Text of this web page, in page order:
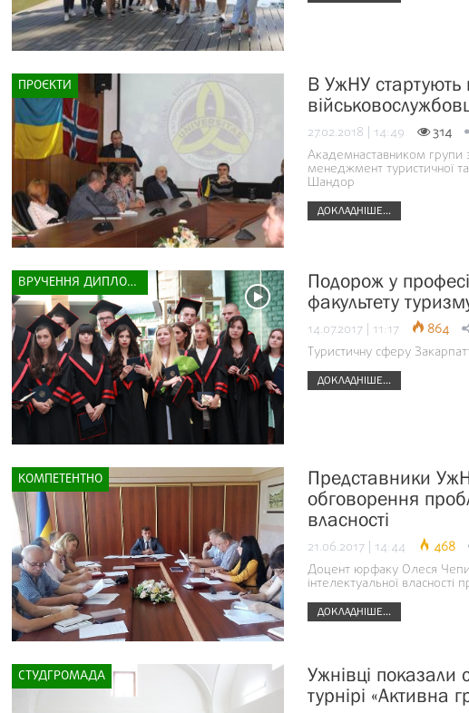
ПРОЄКТИ
В УжНУ стартують
27.02.2018 | 14:49 314
Академнаставником групи
менеджмент туристичної
Шандор
ДОКЛАДНІШЕ...
ВРУЧЕННЯ ДИПЛОМІВ
Подорож у
факультету
14.07.2017 | 11:17 864
Туристичну сферу
ДОКЛАДНІШЕ...
КОМПЕТЕНТНО
Представники
обговорення
власності
21.06.2017 | 14:44 468
Доцент юрфаку Олеся
інтелектуальної
ДОКЛАДНІШЕ...
СТУДГРОМАДА
Ужнівці
турнірі «Активна